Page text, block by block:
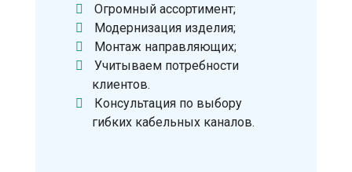
Огромный ассортимент;
Модернизация изделия;
Монтаж направляющих;
Учитываем потребности
клиентов.
Консультация по выбору
гибких кабельных каналов.